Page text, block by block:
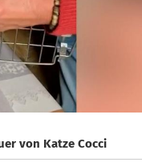
von Katze Cocci